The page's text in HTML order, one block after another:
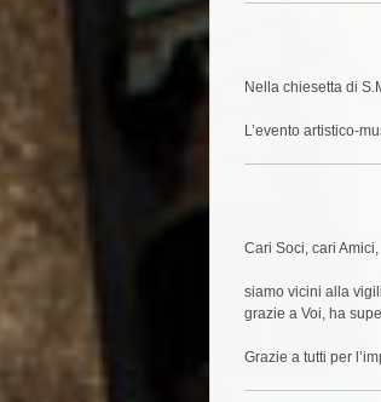
Nella chiesetta di
L’evento artistico-
Cari Soci, cari Amici,
siamo vicini alla
grazie a Voi, ha
Grazie a tutti per